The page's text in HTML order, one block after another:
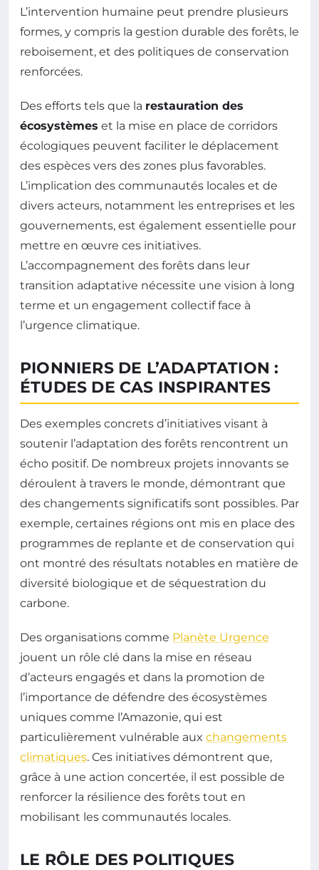
L’intervention humaine peut prendre plusieurs
formes, y compris la gestion durable des forêts, le
reboisement, et des politiques de conservation
renforcées.
Des efforts tels que la restauration des
écosystèmes et la mise en place de corridors
écologiques peuvent faciliter le déplacement
des espèces vers des zones plus favorables.
L’implication des communautés locales et de
divers acteurs, notamment les entreprises et les
gouvernements, est également essentielle pour
mettre en œuvre ces initiatives.
L’accompagnement des forêts dans leur
transition adaptative nécessite une vision à long
terme et un engagement collectif face à
l’urgence climatique.
PIONNIERS DE L’ADAPTATION :
ÉTUDES DE CAS INSPIRANTES
Des exemples concrets d’initiatives visant à
soutenir l’adaptation des forêts rencontrent un
écho positif. De nombreux projets innovants se
déroulent à travers le monde, démontrant que
des changements significatifs sont possibles. Par
exemple, certaines régions ont mis en place des
programmes de replante et de conservation qui
ont montré des résultats notables en matière de
diversité biologique et de séquestration du
carbone.
Des organisations comme Planète Urgence
jouent un rôle clé dans la mise en réseau
d’acteurs engagés et dans la promotion de
l’importance de défendre des écosystèmes
uniques comme l’Amazonie, qui est
particulièrement vulnérable aux changements
climatiques. Ces initiatives démontrent que,
grâce à une action concertée, il est possible de
renforcer la résilience des forêts tout en
mobilisant les communautés locales.
LE RÔLE DES POLITIQUES